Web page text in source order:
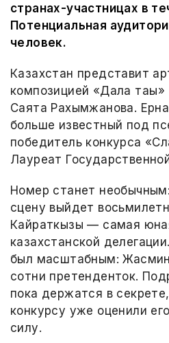
странах-участницах в
Потенциальная
человек.
Казахстан представит
композицией «Дала
Саята Рахымжанова.
больше известный под
победитель конкурса
Лауреат
Номер станет
сцену выйдет
Кайраткызы — самая
казахстанской
был масштабным:
сотни претенденток.
пока держатся в
конкурсу уже оценили
силу.